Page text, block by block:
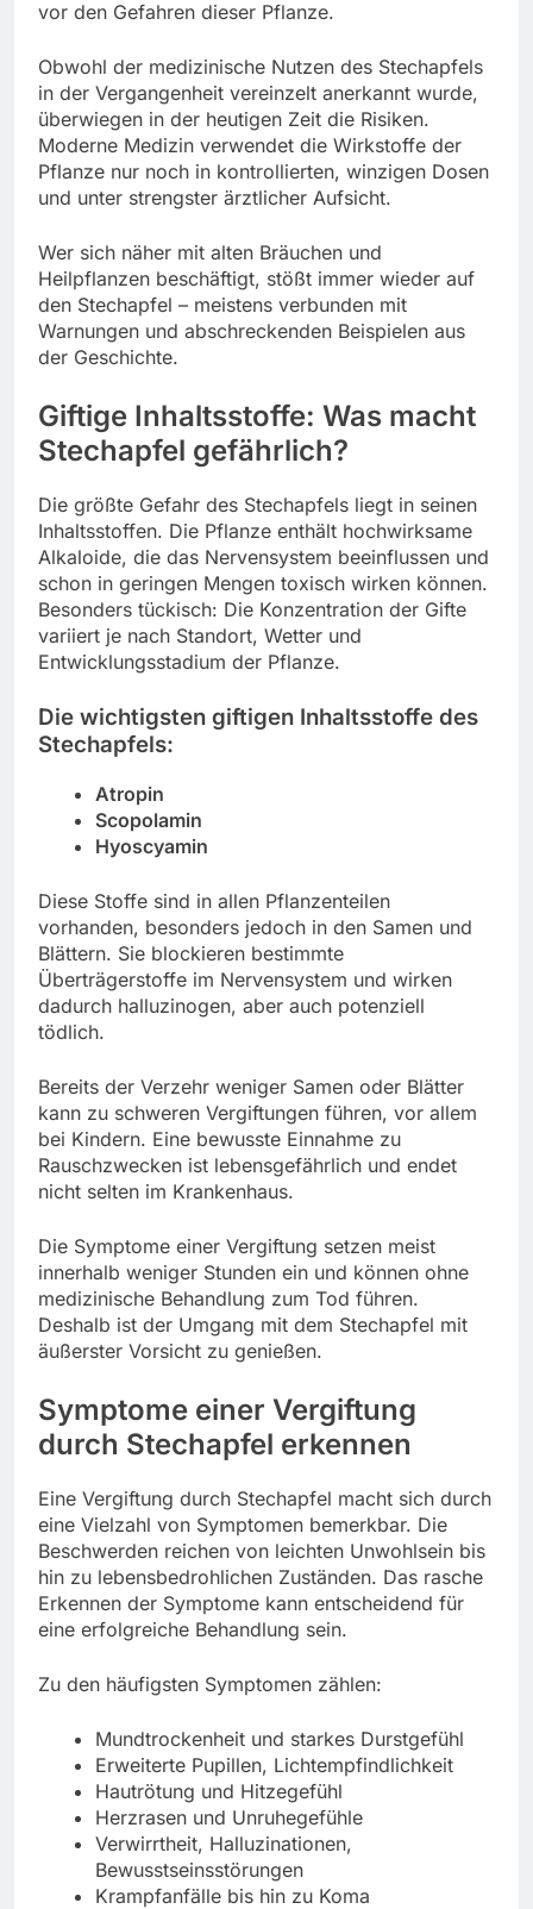
vor den Gefahren dieser Pflanze.
Obwohl der medizinische Nutzen des Stechapfels
in der Vergangenheit vereinzelt anerkannt wurde,
überwiegen in der heutigen Zeit die Risiken.
Moderne Medizin verwendet die Wirkstoffe der
Pflanze nur noch in kontrollierten, winzigen Dosen
und unter strengster ärztlicher Aufsicht.
Wer sich näher mit alten Bräuchen und
Heilpflanzen beschäftigt, stößt immer wieder auf
den Stechapfel – meistens verbunden mit
Warnungen und abschreckenden Beispielen aus
der Geschichte.
Giftige Inhaltsstoffe: Was macht
Stechapfel gefährlich?
Die größte Gefahr des Stechapfels liegt in seinen
Inhaltsstoffen. Die Pflanze enthält hochwirksame
Alkaloide, die das Nervensystem beeinflussen und
schon in geringen Mengen toxisch wirken können.
Besonders tückisch: Die Konzentration der Gifte
variiert je nach Standort, Wetter und
Entwicklungsstadium der Pflanze.
Die wichtigsten giftigen Inhaltsstoffe des
Stechapfels:
Atropin
Scopolamin
Hyoscyamin
Diese Stoffe sind in allen Pflanzenteilen
vorhanden, besonders jedoch in den Samen und
Blättern. Sie blockieren bestimmte
Überträgerstoffe im Nervensystem und wirken
dadurch halluzinogen, aber auch potenziell
tödlich.
Bereits der Verzehr weniger Samen oder Blätter
kann zu schweren Vergiftungen führen, vor allem
bei Kindern. Eine bewusste Einnahme zu
Rauschzwecken ist lebensgefährlich und endet
nicht selten im Krankenhaus.
Die Symptome einer Vergiftung setzen meist
innerhalb weniger Stunden ein und können ohne
medizinische Behandlung zum Tod führen.
Deshalb ist der Umgang mit dem Stechapfel mit
äußerster Vorsicht zu genießen.
Symptome einer Vergiftung
durch Stechapfel erkennen
Eine Vergiftung durch Stechapfel macht sich durch
eine Vielzahl von Symptomen bemerkbar. Die
Beschwerden reichen von leichten Unwohlsein bis
hin zu lebensbedrohlichen Zuständen. Das rasche
Erkennen der Symptome kann entscheidend für
eine erfolgreiche Behandlung sein.
Zu den häufigsten Symptomen zählen:
Mundtrockenheit und starkes Durstgefühl
Erweiterte Pupillen, Lichtempfindlichkeit
Hautrötung und Hitzegefühl
Herzrasen und Unruhegefühle
Verwirrtheit, Halluzinationen,
Bewusstseinsstörungen
Krampfanfälle bis hin zu Koma